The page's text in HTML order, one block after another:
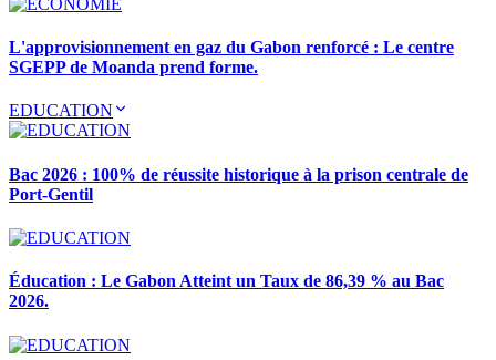
L'approvisionnement en gaz du Gabon renforcé : Le centre
SGEPP de Moanda prend forme.
EDUCATION
Bac 2026 : 100% de réussite historique à la prison centrale de
Port-Gentil
Éducation : Le Gabon Atteint un Taux de 86,39 % au Bac
2026.